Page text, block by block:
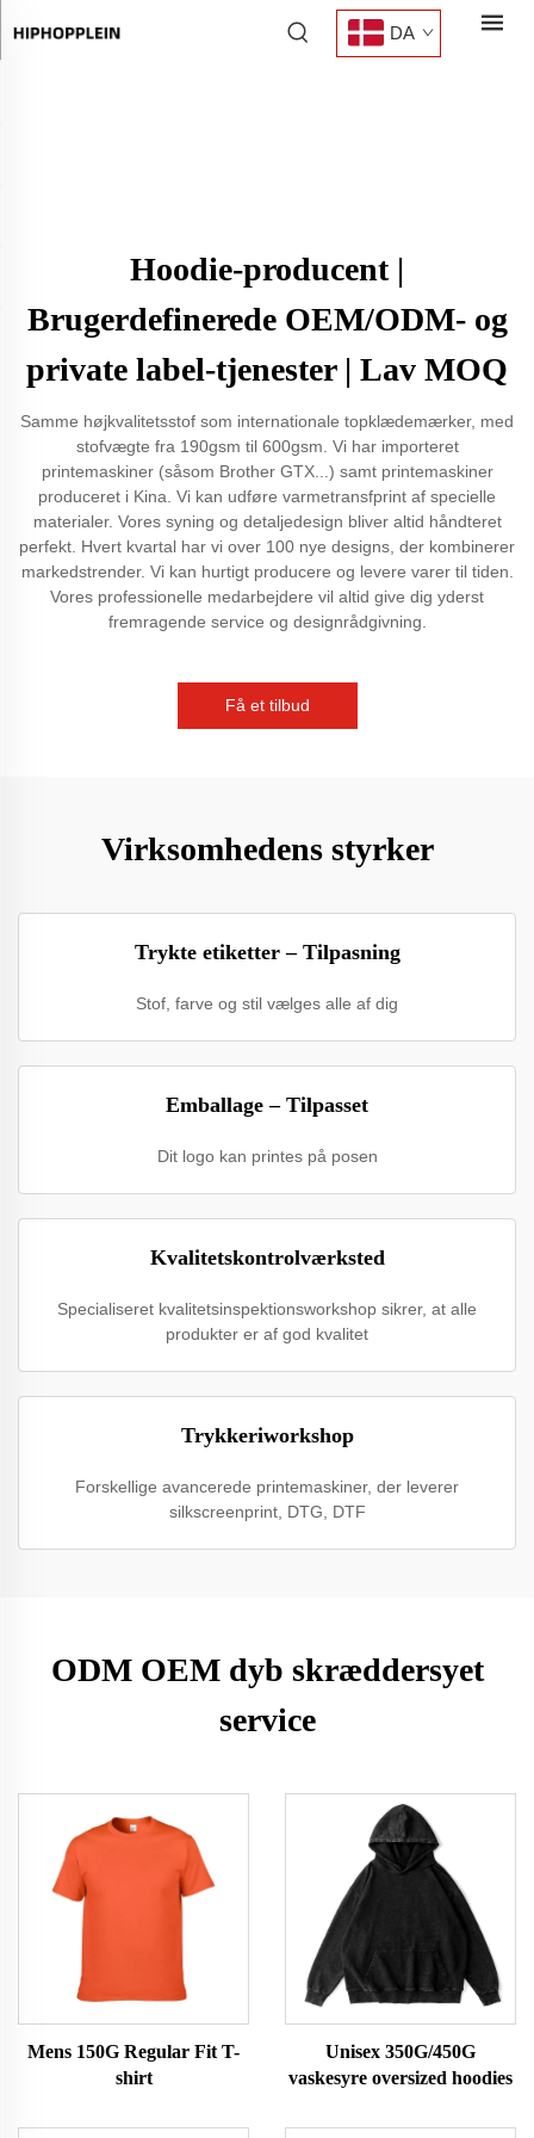
DA
Hoodie-producent |
Brugerdefinerede OEM/ODM- og
private label-tjenester | Lav MOQ
Samme højkvalitetsstof som internationale topklædemærker, med
stofvægte fra 190gsm til 600gsm. Vi har importeret
printemaskiner (såsom Brother GTX...) samt printemaskiner
produceret i Kina. Vi kan udføre varmetransfprint af specielle
materialer. Vores syning og detaljedesign bliver altid håndteret
perfekt. Hvert kvartal har vi over 100 nye designs, der kombinerer
markedstrender. Vi kan hurtigt producere og levere varer til tiden.
Vores professionelle medarbejdere vil altid give dig yderst
fremragende service og designrådgivning.
Få et tilbud
Virksomhedens styrker
Trykte etiketter – Tilpasning
Stof, farve og stil vælges alle af dig
Emballage – Tilpasset
Dit logo kan printes på posen
Kvalitetskontrolværksted
Specialiseret kvalitetsinspektionsworkshop sikrer, at alle
produkter er af god kvalitet
Trykkeriworkshop
Forskellige avancerede printemaskiner, der leverer
silkscreenprint, DTG, DTF
ODM OEM dyb skræddersyet
service
Mens 150G Regular Fit T-
shirt
Unisex 350G/450G
vaskesyre oversized hoodies